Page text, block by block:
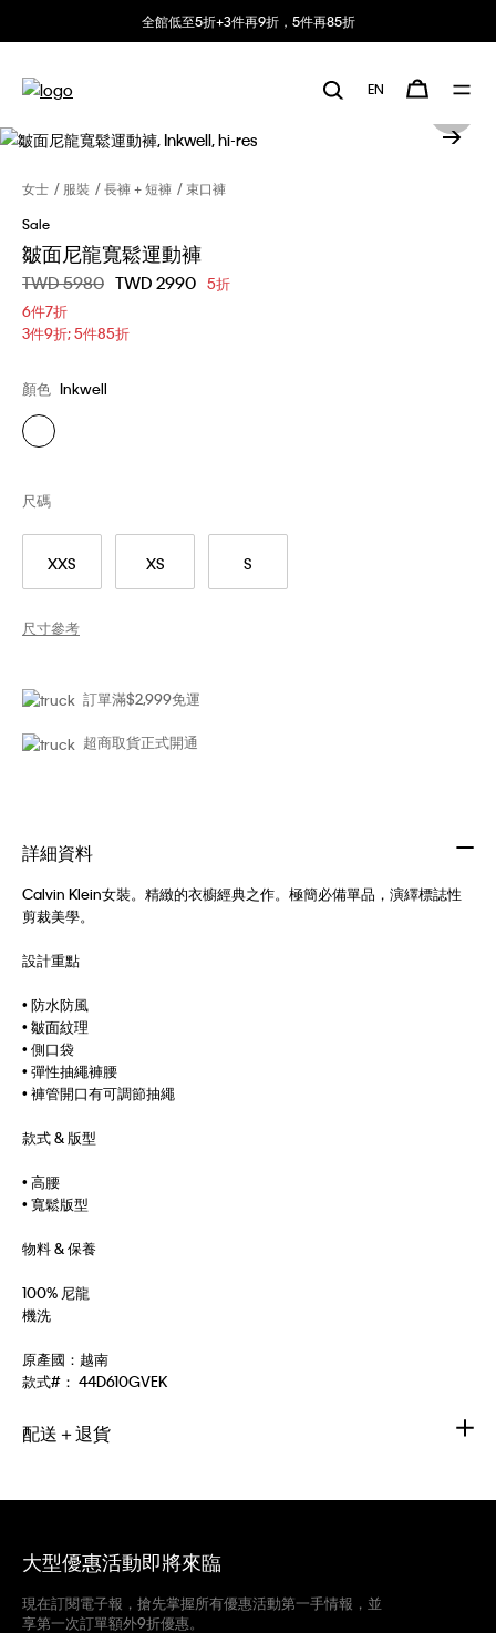
全館低至5折+3件再9折，5件再85折
EN
女士 服裝 長褲 + 短褲
束口褲
Sale
皺面尼龍寬鬆運動褲
價格扣減從
TWD 5980 至
TWD 2990 5折
6件7折
3件9折; 5件85折
顏色 Inkwell
XXS XS S
尺碼
尺寸參考
訂單滿$2,999免運
超商取貨正式開通
詳細資料
Calvin Klein女裝。精緻的衣櫥經典之作。極簡必備單品，演繹標誌性
剪裁美學。
設計重點
• 防水防風
• 皺面紋理
• 側口袋
• 彈性抽繩褲腰
• 褲管開口有可調節抽繩
款式 & 版型
• 高腰
• 寬鬆版型
物料 & 保養
100% 尼龍
機洗
原產國：越南
款式#： 44D610GVEK
配送＋退貨
大型優惠活動即將來臨
現在訂閱電子報，搶先掌握所有優惠活動第一手情報，並
享第一次訂單額外9折優惠。